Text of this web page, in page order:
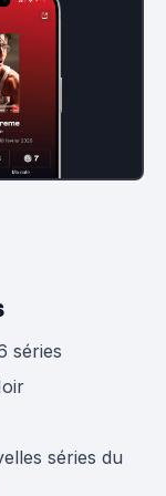
séries
séries du